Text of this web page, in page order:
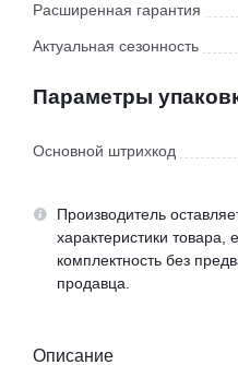
Расширенная гарантия
Актуальная сезонность
Параметры
Основной штрихкод
Производитель
характеристики товара,
комплектность без
продавца.
Описание